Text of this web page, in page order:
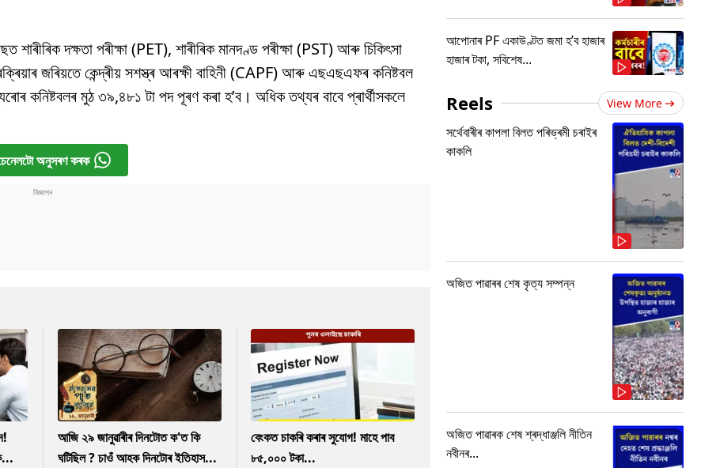
শাৰীৰিক দক্ষতা পৰীক্ষা (PET), শাৰীৰিক মানদণ্ড পৰীক্ষা (PST) আৰু চিকিৎসা
জৰিয়তে কেন্দ্ৰীয় সশস্ত্ৰ আৰক্ষী বাহিনী (CAPF) আৰু এছএছএফৰ কনিষ্টবল
কনিষ্টবলৰ মুঠ ৩৯,৪৮১ টা পদ পূৰণ কৰা হ’ব। অধিক তথ্যৰ বাবে প্ৰাৰ্থীসকলে
অনুসৰণ কৰক
আজি ২৯ জানুৱাৰীৰ দিনটোত ক'ত কি
ঘটিছিল ? চাওঁ আহক দিনটোৰ ইতিহাস...
বেংকত চাকৰি কৰাৰ সুযোগ! মাহে পাব
৮৫,০০০ টকা...
আপোনাৰ PF একাউণ্টত জমা হ’ব হাজাৰ
হাজাৰ টকা, সবিশেষ...
Reels View More
সৰ্থেবাৰীৰ কাপলা বিলত পৰিভ্ৰমী চৰাইৰ
কাকলি
অজিত পাৱাৰৰ শেষ কৃত্য সম্পন্ন
অজিত পাৱাৰক শেষ শ্ৰদ্ধাঞ্জলি নীতিন
নবীনৰ...